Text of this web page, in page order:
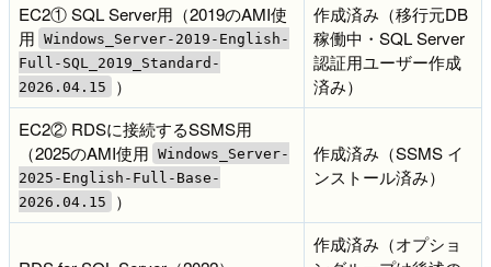
EC2① SQL Server用（2019のAMI使
用 Windows_Server-2019-English-
Full-SQL_2019_Standard-
2026.04.15
）
作成済み（移行元DB
稼働中・SQL Server
認証用ユーザー作成
済み）
EC2② RDSに接続するSSMS用
（2025のAMI使用 Windows_Server-
2025-English-Full-Base-
2026.04.15
）
作成済み（SSMS イ
ンストール済み）
作成済み（オプショ